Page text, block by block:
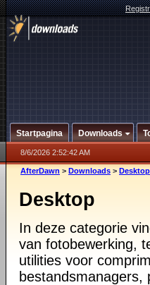
Startpagina Downloads
8/6/2026 2:52:42 AM
AfterDawn > Downloads > Desktop
Desktop
In deze categorie
van fotobewerking,
utilities voor